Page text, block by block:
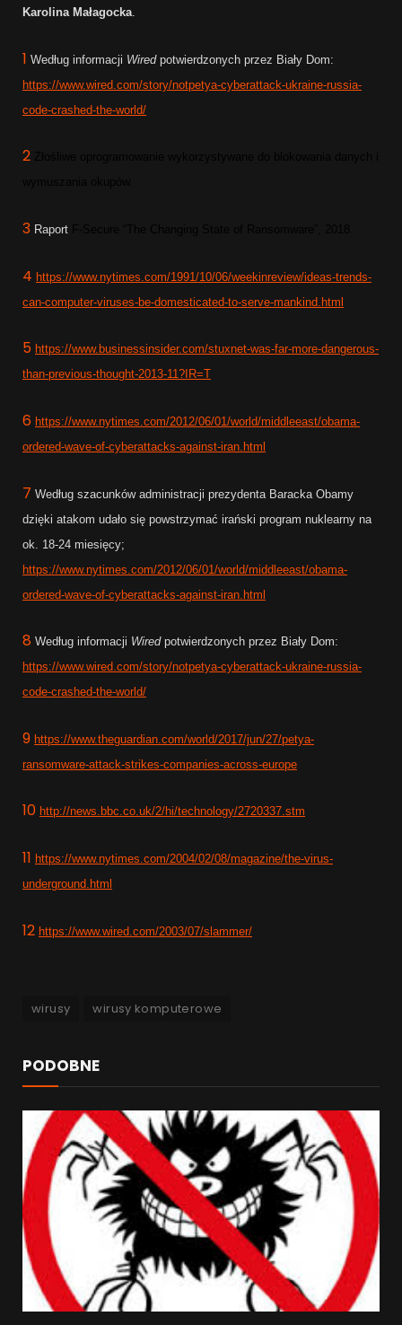
Karolina Małagocka.
1 Według informacji Wired potwierdzonych przez Biały Dom:
https://www.wired.com/story/notpetya-cyberattack-ukraine-russia-
code-crashed-the-world/
2
3 Raport
4 https://www.nytimes.com/1991/10/06/weekinreview/ideas-trends-
can-computer-viruses-be-domesticated-to-serve-mankind.html
5 https://www.businessinsider.com/stuxnet-was-far-more-dangerous-
than-previous-thought-2013-11?IR=T
6 https://www.nytimes.com/2012/06/01/world/middleeast/obama-
ordered-wave-of-cyberattacks-against-iran.html
7 Według szacunków administracji prezydenta Baracka Obamy
dzięki atakom udało się powstrzymać irański program nuklearny na
ok. 18-24 miesięcy;
https://www.nytimes.com/2012/06/01/world/middleeast/obama-
ordered-wave-of-cyberattacks-against-iran.html
8 Według informacji Wired potwierdzonych przez Biały Dom:
https://www.wired.com/story/notpetya-cyberattack-ukraine-russia-
code-crashed-the-world/
9 https://www.theguardian.com/world/2017/jun/27/petya-
ransomware-attack-strikes-companies-across-europe
10 http://news.bbc.co.uk/2/hi/technology/2720337.stm
11 https://www.nytimes.com/2004/02/08/magazine/the-virus-
underground.html
12 https://www.wired.com/2003/07/slammer/
wirusy wirusy komputerowe
PODOBNE